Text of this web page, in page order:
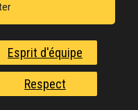
Esprit d'équipe
Respect